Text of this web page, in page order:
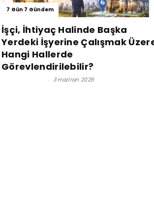
7 Gün 7 Gündem
İşçi, İhtiyaç Halinde Başka
Yerdeki İşyerine Çalışmak
Hangi Hallerde
Görevlendirilebilir?
- 3 Haziran 2026